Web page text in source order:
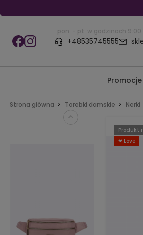
pon. - pt. w godzinach 9:00
+48535745555
Promocje
Strona główna Torebki damskie Nerki
Produkt
❤ Love